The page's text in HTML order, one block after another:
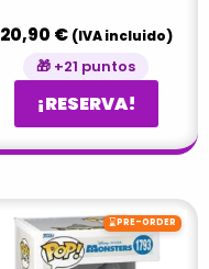
20,90 € (IVA incluido)
🎁 +21 puntos
¡RESERVA!
⌛PRE-ORDER